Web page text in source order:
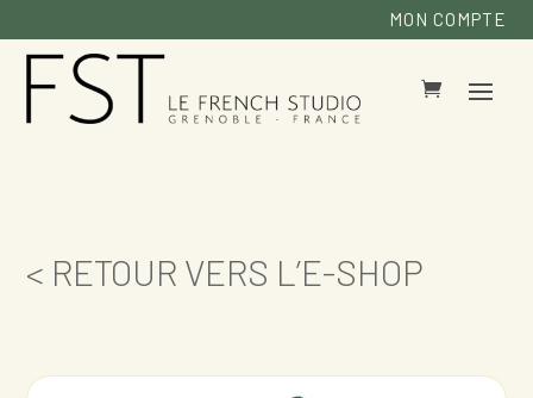
MON COMPTE
< RETOUR VERS L’E-SHOP